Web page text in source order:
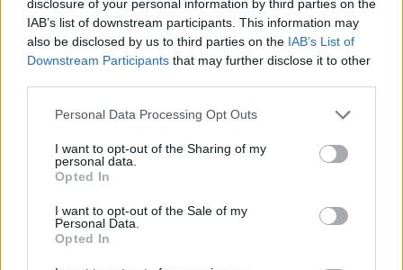
disclosure of your personal information by third parties on the
IAB’s list of downstream participants. This information may
also be disclosed by us to third parties on the IAB’s List of
Downstream Participants that may further disclose it to other
Please note that this website/app uses one or more Google
not limited to your visit or usage behaviour. You may click to
grant or deny consent to Google and its third-party tags to
use your data for below specified purposes in below Google
consent section.
Personal Data Processing Opt Outs
I want to opt-out of the Sharing of my
personal data.
Opted In
I want to opt-out of the Sale of my
Personal Data.
Opted In
Σε διαμαρτυρία κατά του νέου νομοσχεδίου οι
Anonymousαπευθύνουν μαζική πρόσκληση προς
όλους τους web developers και ιδιοκτήτες
ιστοσελίδων, τη Δευτέρα 22 Απριλίου να
προβάλλουν σχετικό μήνυμα κατά του CISPA
προτρέποντας ταυτόχρονα και τον υπόλοιπο κόσμο
διαμαρτυρίαπραγματοποιήθηκε και πέρυσι ενάντια
στα νομοσχέδια SOPA και PIPA με τη συμμετοχή